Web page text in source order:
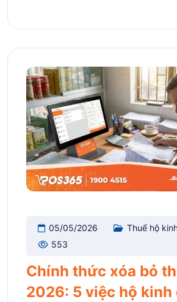
05/05/2026
Thuế hộ
553
Chính thức xóa bỏ
2026: 5 việc hộ kinh